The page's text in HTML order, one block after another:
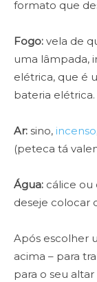
formato que
Fogo: vela de
uma lâmpada,
elétrica, que é
bateria elétrica.
Ar: sino, incenso
(peteca tá
Água: cálice
deseje colocar
Após escolher
acima – para
para o seu